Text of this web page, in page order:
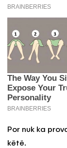
Por nuk ka
këtë.